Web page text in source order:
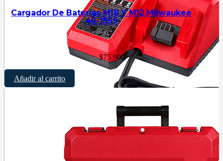
Cargador De Baterías M18 Y M12 Milwaukee
48-1959
$75.900
Añadir al carrito